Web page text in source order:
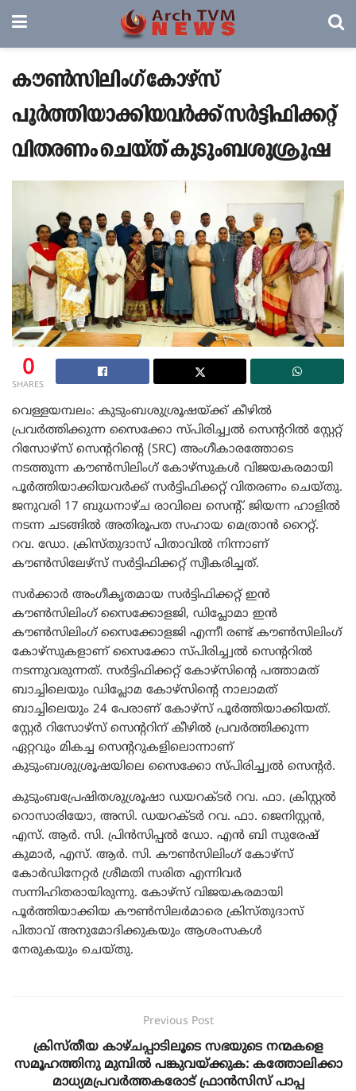
കൗൺസിലിംഗ് കോഴ്സ്
പൂർത്തിയാക്കിയവർക്ക് സർട്ടിഫിക്കറ്റ്
വിതരണം ചെയ്ത് കുടുംബശുശ്രൂഷ
0
SHARES
വെള്ളയമ്പലം: കുടുംബശുശ്രൂഷയ്ക്ക് കീഴിൽ
പ്രവർത്തിക്കുന്ന സൈക്കോ സ്പിരിച്ച്വൽ സെന്ററിൽ സ്റ്റേറ്റ്
റിസോഴ്സ് സെന്ററിന്റെ (SRC) അംഗീകാരത്തോടെ
നടത്തുന്ന കൗൺസിലിംഗ് കോഴ്സുകൾ വിജയകരമായി
പൂർത്തിയാക്കിയവർക്ക് സർട്ടിഫിക്കറ്റ് വിതരണം ചെയ്തു.
ജനുവരി 17 ബുധനാഴ്ച രാവിലെ സെന്റ്. ജിയന്ന ഹാളിൽ
നടന്ന ചടങ്ങിൽ അതിരൂപത സഹായ മെത്രാൻ റൈറ്റ്.
റവ. ഡോ. ക്രിസ്തുദാസ് പിതാവിൽ നിന്നാണ്‌
കൗൺസിലേഴ്സ് സർട്ടിഫിക്കറ്റ് സ്വീകരിച്ചത്.
സർക്കാർ അംഗീകൃതമായ സര്‍ട്ടിഫിക്കറ്റ് ഇന്‍
കൗണ്‍സിലിംഗ് സൈക്കോളജി, ഡിപ്ലോമാ ഇന്‍
കൗണ്‍സിലിംഗ് സൈക്കോളജി എന്നീ രണ്ട് കൗൺസിലിംഗ്
കോഴ്സുകളാണ്‌ സൈക്കോ സ്പിരിച്ച്വൽ സെന്ററിൽ
നടന്നുവരുന്നത്. സർട്ടിഫിക്കറ്റ് കോഴ്സിന്റെ പത്താമത്
ബാച്ചിലെയും ഡിപ്ലോമ കോഴ്സിന്റെ നാലാമത്
ബാച്ചിലെയും 24 പേരാണ്‌ കോഴ്സ് പൂർത്തിയാക്കിയത്.
സ്റ്റേർ റിസോഴ്സ് സെന്ററിന് കീഴിൽ പ്രവർത്തിക്കുന്ന
ഏറ്റവും മികച്ച സെന്ററുകളിലൊന്നാണ്‌
കുടുംബശുശ്രൂഷയിലെ സൈക്കോ സ്പിരിച്ച്വൽ സെന്റർ.
കുടുംബപ്രേഷിതശുശ്രൂഷാ ഡയറക്ടര്‍ റവ. ഫാ. ക്രിസ്റ്റല്‍
റൊസാരിയോ, അസി. ഡയറക്ടര്‍ റവ. ഫാ. ജെനിസ്റ്റന്‍,
എസ്. ആര്‍. സി. പ്രിന്‍സിപ്പല്‍ ഡോ. എന്‍ ബി സുരേഷ്
കുമാര്‍, എസ്. ആര്‍. സി. കൗണ്‍സിലിംഗ് കോഴ്‌സ്
കോര്‍ഡിനേറ്റര്‍ ശ്രീമതി സരിത എന്നിവര്‍
സന്നിഹിതരായിരുന്നു. കോഴ്സ് വിജയകരമായി
പൂർത്തിയാക്കിയ കൗൺസിലർമാരെ ക്രിസ്തുദാസ്
പിതാവ് അനുമോദിക്കുകയും ആശംസകൾ
നേരുകയും ചെയ്തു.
Previous Post
ക്രിസ്തീയ കാഴ്ചപ്പാടിലൂടെ സഭയുടെ നന്മകളെ
സമൂഹത്തിനു മുമ്പില്‍ പങ്കുവയ്ക്കുക: കത്തോലിക്കാ
മാധ്യമപ്രവര്‍ത്തകരോട് ഫ്രാൻസിസ് പാപ്പ